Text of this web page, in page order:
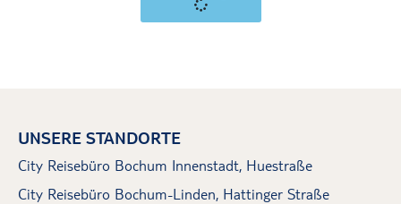
UNSERE STANDORTE
City Reisebüro Bochum Innenstadt, Huestraße
City Reisebüro Bochum-Linden, Hattinger Straße